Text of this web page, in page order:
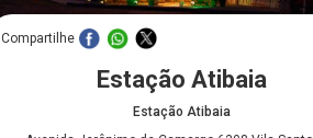
Compartilhe
Estação Atibaia
Estação Atibaia